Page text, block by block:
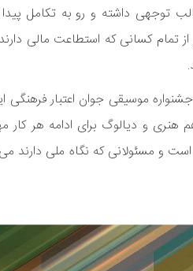
داشته و رو به تکامل پیدا
کسانی که استطاعت مالی
موسیقی جوان اعتبار
و دیالوگ برای ادامه هر کار
و مسئولانی که نگاه ملی دارند